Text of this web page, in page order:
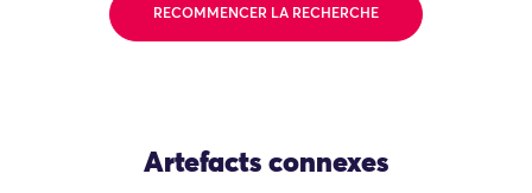
RECOMMENCER LA RECHERCHE
Artefacts connexes